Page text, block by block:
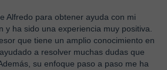
Alfredo para obtener ayuda con mi
y ha sido una experiencia muy positiva.
que tiene un amplio conocimiento en
a resolver muchas dudas que
su enfoque paso a paso me ha